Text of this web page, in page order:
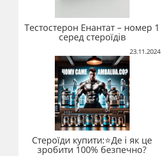
Тестостерон Енантат – номер 1
серед стероїдів
23.11.2024
Стероїди купити:⭐Де і як це
зробити 100% безпечно?